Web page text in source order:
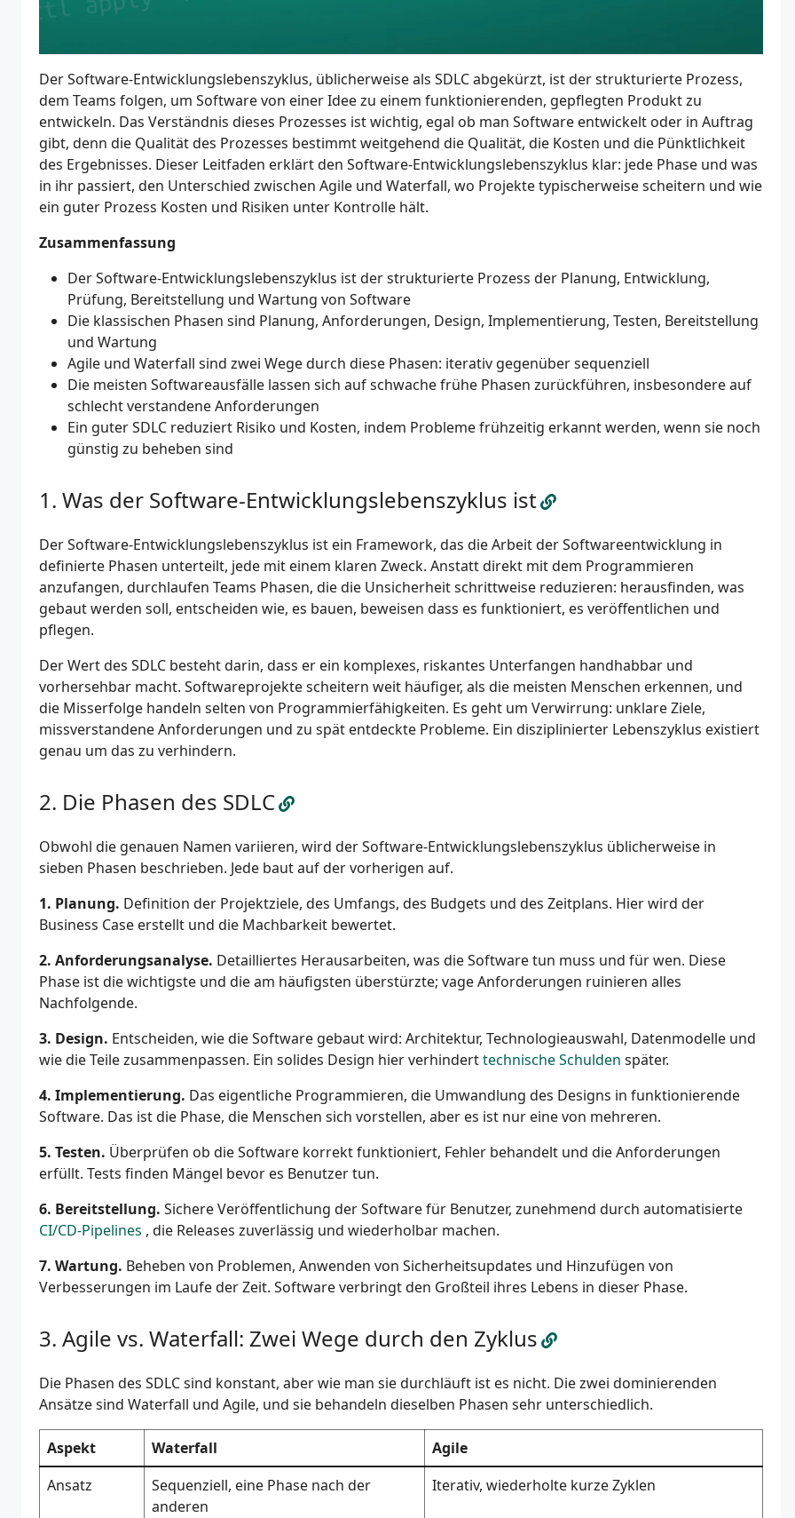
Der Software-Entwicklungslebenszyklus, üblicherweise als SDLC abgekürzt, ist der strukturierte Prozess,
dem Teams folgen, um Software von einer Idee zu einem funktionierenden, gepflegten Produkt zu
entwickeln. Das Verständnis dieses Prozesses ist wichtig, egal ob man Software entwickelt oder in Auftrag
gibt, denn die Qualität des Prozesses bestimmt weitgehend die Qualität, die Kosten und die Pünktlichkeit
des Ergebnisses. Dieser Leitfaden erklärt den Software-Entwicklungslebenszyklus klar: jede Phase und was
in ihr passiert, den Unterschied zwischen Agile und Waterfall, wo Projekte typischerweise scheitern und wie
ein guter Prozess Kosten und Risiken unter Kontrolle hält.
Zusammenfassung
Der Software-Entwicklungslebenszyklus ist der strukturierte Prozess der Planung, Entwicklung,
Prüfung, Bereitstellung und Wartung von Software
Die klassischen Phasen sind Planung, Anforderungen, Design, Implementierung, Testen, Bereitstellung
und Wartung
Agile und Waterfall sind zwei Wege durch diese Phasen: iterativ gegenüber sequenziell
Die meisten Softwareausfälle lassen sich auf schwache frühe Phasen zurückführen, insbesondere auf
schlecht verstandene Anforderungen
Ein guter SDLC reduziert Risiko und Kosten, indem Probleme frühzeitig erkannt werden, wenn sie noch
günstig zu beheben sind
Was der Software-Entwicklungslebenszyklus ist
Der Software-Entwicklungslebenszyklus ist ein Framework, das die Arbeit der Softwareentwicklung in
definierte Phasen unterteilt, jede mit einem klaren Zweck. Anstatt direkt mit dem Programmieren
anzufangen, durchlaufen Teams Phasen, die die Unsicherheit schrittweise reduzieren: herausfinden, was
gebaut werden soll, entscheiden wie, es bauen, beweisen dass es funktioniert, es veröffentlichen und
pflegen.
Der Wert des SDLC besteht darin, dass er ein komplexes, riskantes Unterfangen handhabbar und
vorhersehbar macht. Softwareprojekte scheitern weit häufiger, als die meisten Menschen erkennen, und
die Misserfolge handeln selten von Programmierfähigkeiten. Es geht um Verwirrung: unklare Ziele,
missverstandene Anforderungen und zu spät entdeckte Probleme. Ein disziplinierter Lebenszyklus existiert
genau um das zu verhindern.
Die Phasen des SDLC
Obwohl die genauen Namen variieren, wird der Software-Entwicklungslebenszyklus üblicherweise in
sieben Phasen beschrieben. Jede baut auf der vorherigen auf.
1. Planung. Definition der Projektziele, des Umfangs, des Budgets und des Zeitplans. Hier wird der
Business Case erstellt und die Machbarkeit bewertet.
2. Anforderungsanalyse. Detailliertes Herausarbeiten, was die Software tun muss und für wen. Diese
Phase ist die wichtigste und die am häufigsten überstürzte; vage Anforderungen ruinieren alles
Nachfolgende.
3. Design. Entscheiden, wie die Software gebaut wird: Architektur, Technologieauswahl, Datenmodelle und
wie die Teile zusammenpassen. Ein solides Design hier verhinderttechnische Schulden später.
4. Implementierung. Das eigentliche Programmieren, die Umwandlung des Designs in funktionierende
Software. Das ist die Phase, die Menschen sich vorstellen, aber es ist nur eine von mehreren.
5. Testen. Überprüfen ob die Software korrekt funktioniert, Fehler behandelt und die Anforderungen
erfüllt. Tests finden Mängel bevor es Benutzer tun.
6. Bereitstellung. Sichere Veröffentlichung der Software für Benutzer, zunehmend durch automatisierte
CI/CD-Pipelines , die Releases zuverlässig und wiederholbar machen.
7. Wartung. Beheben von Problemen, Anwenden von Sicherheitsupdates und Hinzufügen von
Verbesserungen im Laufe der Zeit. Software verbringt den Großteil ihres Lebens in dieser Phase.
Agile vs. Waterfall: Zwei Wege durch den Zyklus
Die Phasen des SDLC sind konstant, aber wie man sie durchläuft ist es nicht. Die zwei dominierenden
Ansätze sind Waterfall und Agile, und sie behandeln dieselben Phasen sehr unterschiedlich.
Aspekt Waterfall
Agile
Ansatz
Sequenziell, eine Phase nach der
anderen
Iterativ, wiederholte kurze Zyklen